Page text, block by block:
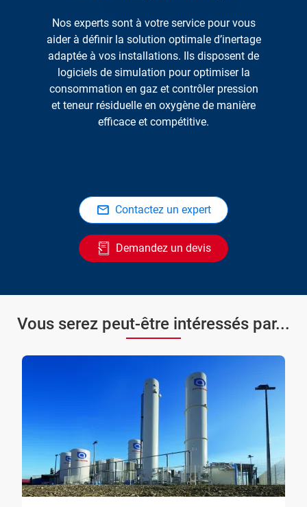
Nos experts sont à votre service pour vous
aider à définir la solution optimale d’inertage
adaptée à vos installations. Ils disposent de
logiciels de simulation pour optimiser la
consommation en gaz et contrôler pression
et teneur résiduelle en oxygène de manière
efficace et compétitive.
Contactez un expert
Demandez un devis
Vous serez peut-être intéressés par...